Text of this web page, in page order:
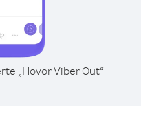
„Hovor Viber Out“